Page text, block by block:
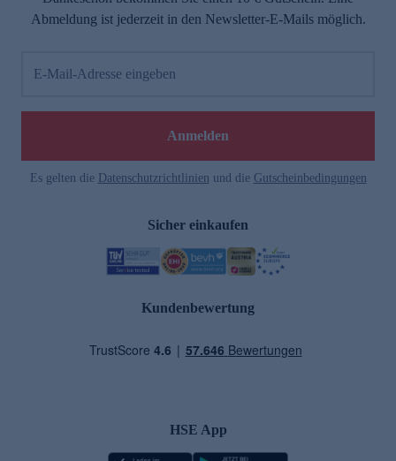
Abmeldung ist jederzeit in den Newsletter-E-Mails möglich.
E-Mail-Adresse eingeben
Anmelden
Es gelten die Datenschutzrichtlinien und die Gutscheinbedingungen
Sicher einkaufen
Kundenbewertung
HSE App